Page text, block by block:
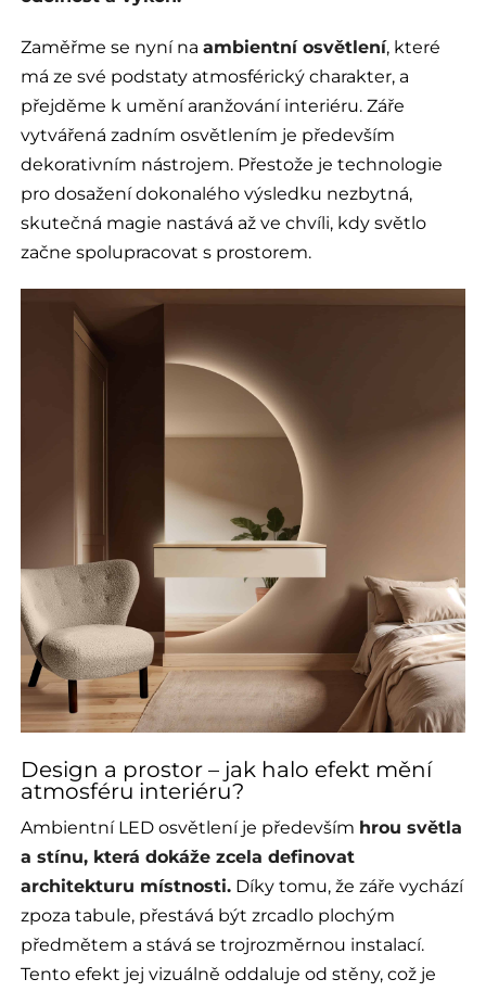
Zaměřme se nyní naambientní osvětlení, které
má ze své podstaty atmosférický charakter, a
přejděme k umění aranžování interiéru. Záře
vytvářená zadním osvětlením je především
dekorativním nástrojem. Přestože je technologie
pro dosažení dokonalého výsledku nezbytná,
skutečná magie nastává až ve chvíli, kdy světlo
začne spolupracovat s prostorem.
Design a prostor – jak halo efekt mění
atmosféru interiéru?
Ambientní LED osvětlení je především hrou světla
a stínu, která dokáže zcela definovat
architekturu místnosti. Díky tomu, že záře vychází
zpoza tabule, přestává být zrcadlo plochým
předmětem a stává se trojrozměrnou instalací.
Tento efekt jej vizuálně oddaluje od stěny, což je